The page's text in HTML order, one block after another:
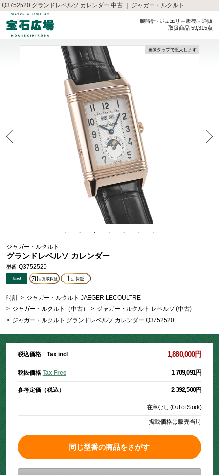
Q3752520 グランドレベルソ カレンダー 中古 ｜ ジャガー・ルクルト
腕時計･ジュエリー販売・通販
取扱商品 59,315点
画像タップで拡大します
ジャガー・ルクルト
グランドレベルソ カレンダー
型番 Q3752520
時計 > ジャガー・ルクルト JAEGER LECOULTRE
> ジャガー・ルクルト（中古） > ジャガー・ルクルト レベルソ (中古)
> ジャガー・ルクルト グランドレベルソ カレンダー Q3752520
税込価格 Tax incl 1,880,000円
税抜価格 Tax Free 1,709,091円
参考定価（税込） 2,392,500円
在庫なし (Out of Stock)
掲載価格は販売当時
同じ型番の商品をさがす